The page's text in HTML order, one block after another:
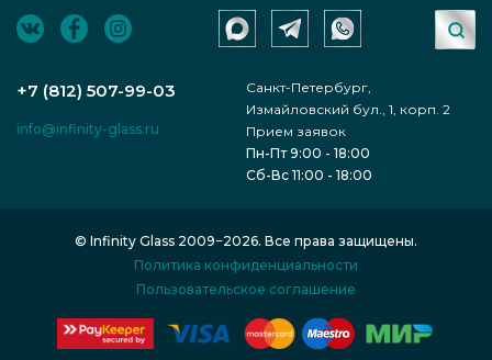
+7 (812) 507-99-03
Санкт-Петербург,
Измайловский бул., 1, корп. 2
info@infinity-glass.ru
Прием заявок
Пн-Пт 9:00 - 18:00
Сб-Вс 11:00 - 18:00
© Infinity Glass 2009−2026. Все права защищены.
Политика конфиденциальности
Пользовательское соглашение